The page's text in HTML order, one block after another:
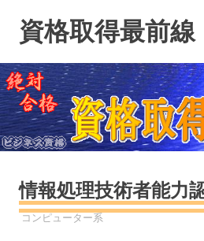
ン
ツ
へ
ス
キ
資格取得最前線
情報処理技術者能力
資格
コンピューター系